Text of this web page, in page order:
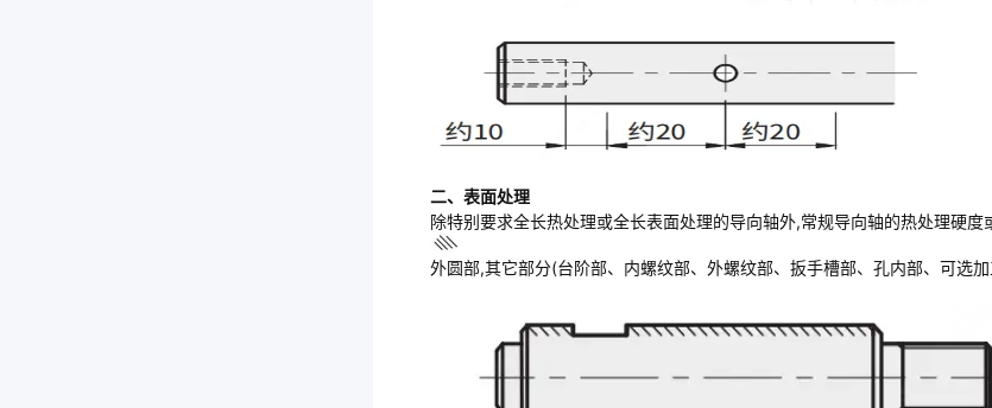
二、表面处理
除特别要求全长热处理或全长表面处理的导向轴外,常规导向轴的热处理硬度
外圆部,其它部分(台阶部、内螺纹部、外螺纹部、扳手槽部、孔内部、可选加